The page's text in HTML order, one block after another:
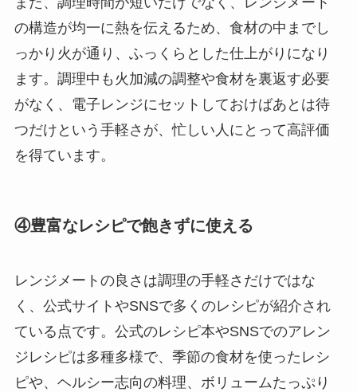
の構造が均一に熱を伝えるため、食材の中までし
っかり火が通り、ふっくらとした仕上がりになり
ます。調理中も火加減の調整や食材を裏返す必要
がなく、電子レンジにセットしておけばあとは待
つだけという手軽さが、忙しい人にとって高評価
を得ています。
④豊富なレシピで飽きずに使える
レンジメートの良さは調理の手軽さだけではな
く、公式サイトやSNSで多くのレシピが紹介され
ている点です。公式のレシピ本やSNSでのアレン
ジレシピは多種多様で、季節の食材を使ったレシ
ピや、ヘルシー志向の料理、ボリュームたっぷり